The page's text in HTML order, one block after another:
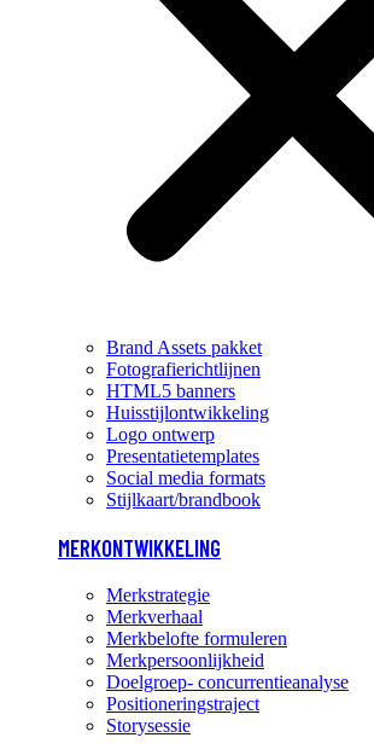
Brand Assets pakket
Fotografierichtlijnen
HTML5 banners
Huisstijlontwikkeling
Logo ontwerp
Presentatietemplates
Social media formats
Stijlkaart/brandbook
MERKONTWIKKELING
Merkstrategie
Merkverhaal
Merkbelofte formuleren
Merkpersoonlijkheid
Doelgroep- concurrentieanalyse
Positioneringstraject
Storysessie